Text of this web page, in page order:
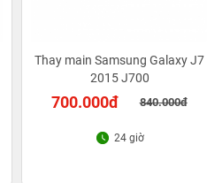
Thay main Samsung Galaxy J7
2015 J700
700.000đ 840.000đ
24 giờ